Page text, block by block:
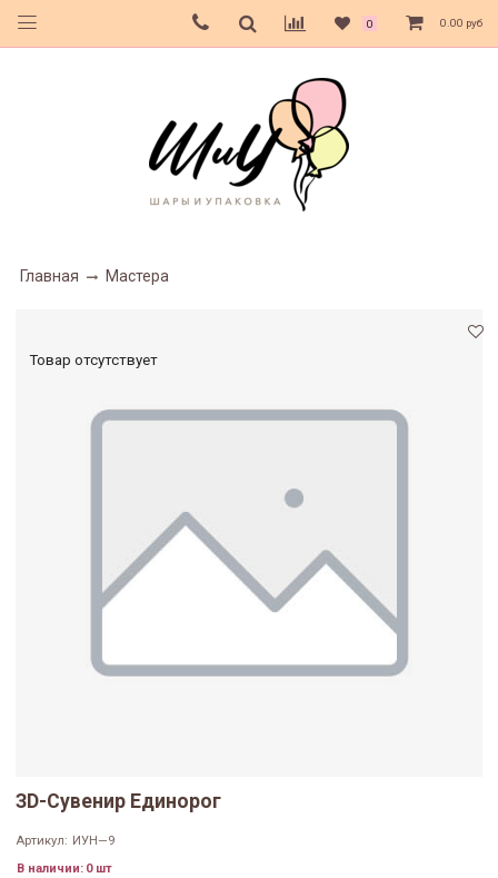
0 0.00 руб
Главная Мастера
Товар отсутствует
ЗD-Сувенир Единорог
Артикул: ИУН—9
В наличии: 0 шт